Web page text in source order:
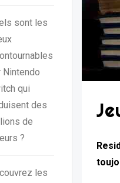
sont les
Nintendo
qui
des
de
?
les